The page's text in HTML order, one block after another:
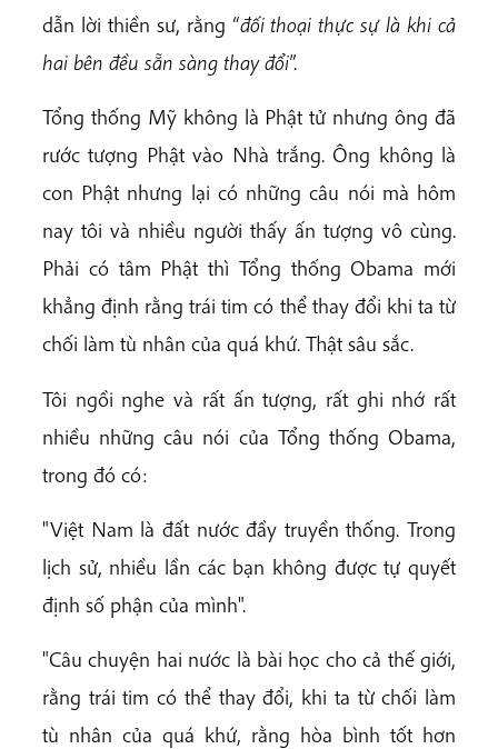
dẫn lời thiền sư, rằng “đối thoại thực sự là khi cả
hai bên đều sẵn sàng thay đổi”.
Tổng thống Mỹ không là Phật tử nhưng ông đã
rước tượng Phật vào Nhà trắng. Ông không là
con Phật nhưng lại có những câu nói mà hôm
nay tôi và nhiều người thấy ấn tượng vô cùng.
Phải có tâm Phật thì Tổng thống Obama mới
khẳng định rằng trái tim có thể thay đổi khi ta từ
chối làm tù nhân của quá khứ. Thật sâu sắc.
Tôi ngồi nghe và rất ấn tượng, rất ghi nhớ rất
nhiều những câu nói của Tổng thống Obama,
trong đó có:
"Việt Nam là đất nước đầy truyền thống. Trong
lịch sử, nhiều lần các bạn không được tự quyết
định số phận của mình".
"Câu chuyện hai nước là bài học cho cả thế giới,
rằng trái tim có thể thay đổi, khi ta từ chối làm
tù nhân của quá khứ, rằng hòa bình tốt hơn